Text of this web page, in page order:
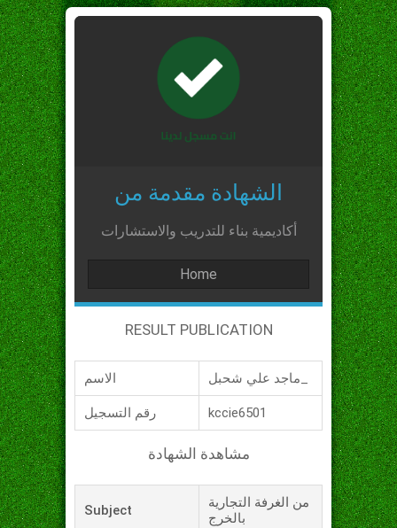
الشهادة مقدمة من
أكاديمية بناء للتدريب والاستشارات
Home
RESULT PUBLICATION
الاسم
رقم التسجيل kccie6501
مشاهدة الشهادة
Subject
من الغرفة التجارية
بالخرج